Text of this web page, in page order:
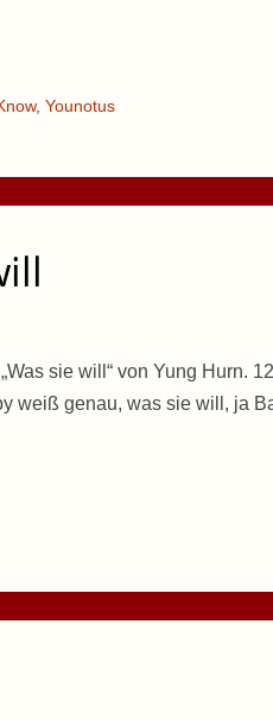
, Younotus
sie will“ von Yung Hurn.
weiß genau, was sie will, ja